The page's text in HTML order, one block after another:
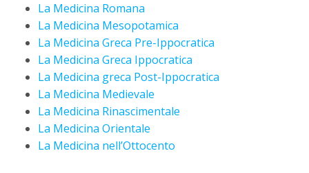
La Medicina Romana
La Medicina Mesopotamica
La Medicina Greca Pre-Ippocratica
La Medicina Greca Ippocratica
La Medicina greca Post-Ippocratica
La Medicina Medievale
La Medicina Rinascimentale
La Medicina Orientale
La Medicina nell’Ottocento